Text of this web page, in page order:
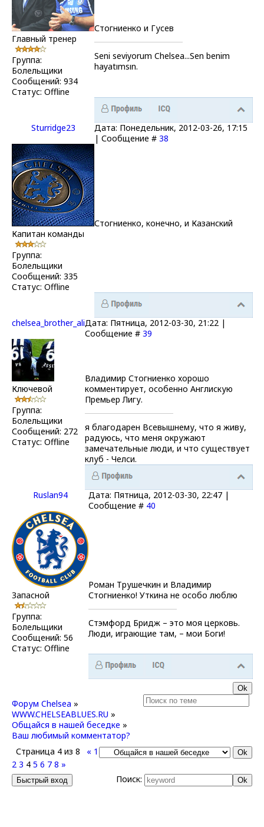
Главный тренер
Группа:
Болельщики
Сообщений: 934
Статус: Offline
Стогниенко и Гусев
Seni seviyorum Chelsea...Sen benim
hayatımsın.
Sturridge23
Дата: Понедельник, 2012-03-26, 17:15
| Сообщение # 38
Капитан команды
Группа:
Болельщики
Сообщений: 335
Статус: Offline
Стогниенко, конечно, и Казанский
chelsea_brother_aliДата: Пятница, 2012-03-30, 21:22 |
Сообщение # 39
Ключевой
Группа:
Болельщики
Сообщений: 272
Статус: Offline
Владимир Стогниенко хорошо
комментирует, особенно Англискую
Премьер Лигу.
я благодарен Всевышнему, что я живу,
радуюсь, что меня окружают
замечательные люди, и что существует
клуб - Челси.
Ruslan94
Дата: Пятница, 2012-03-30, 22:47 |
Сообщение # 40
Запасной
Группа:
Болельщики
Сообщений: 56
Статус: Offline
Роман Трушечкин и Владимир
Стогниенко! Уткина не особо люблю
Стэмфорд Бридж – это моя церковь.
Люди, играющие там, – мои Боги!
Форум Chelsea »
WWW.CHELSEABLUES.RU »
Общайся в нашей беседке »
Ваш любимый комментатор?
Страница 4 из 8 « 1
2 3 4 5 6 7 8 »
Поиск: